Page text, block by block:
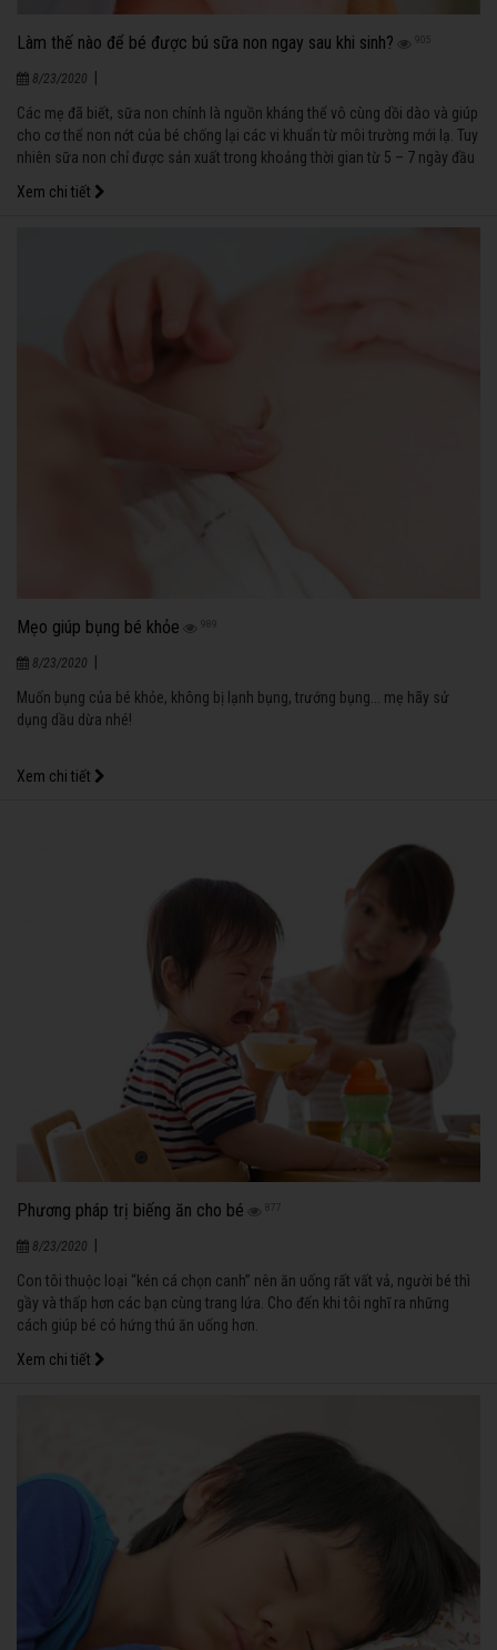
Làm thế nào để bé được bú sữa non ngay sau khi sinh? 905
8/23/2020
Các mẹ đã biết, sữa non chính là nguồn kháng thể vô cùng dồi dào và giúp
cho cơ thể non nớt của bé chống lại các vi khuẩn từ môi trường mới lạ. Tuy
nhiên sữa non chỉ được sản xuất trong khoảng thời gian từ 5 – 7 ngày đầu
sau khi sinh rồi sau đó chuyển tiếp sang sữa già.
Xem chi tiết
Mẹo giúp bụng bé khỏe 989
8/23/2020
Muốn bụng của bé khỏe, không bị lạnh bụng, trướng bụng... mẹ hãy sử
dụng dầu dừa nhé!
Xem chi tiết
Phương pháp trị biếng ăn cho bé 877
8/23/2020
Con tôi thuộc loại “kén cá chọn canh” nên ăn uống rất vất vả, người bé thì
gầy và thấp hơn các bạn cùng trang lứa. Cho đến khi tôi nghĩ ra những
cách giúp bé có hứng thú ăn uống hơn.
Xem chi tiết